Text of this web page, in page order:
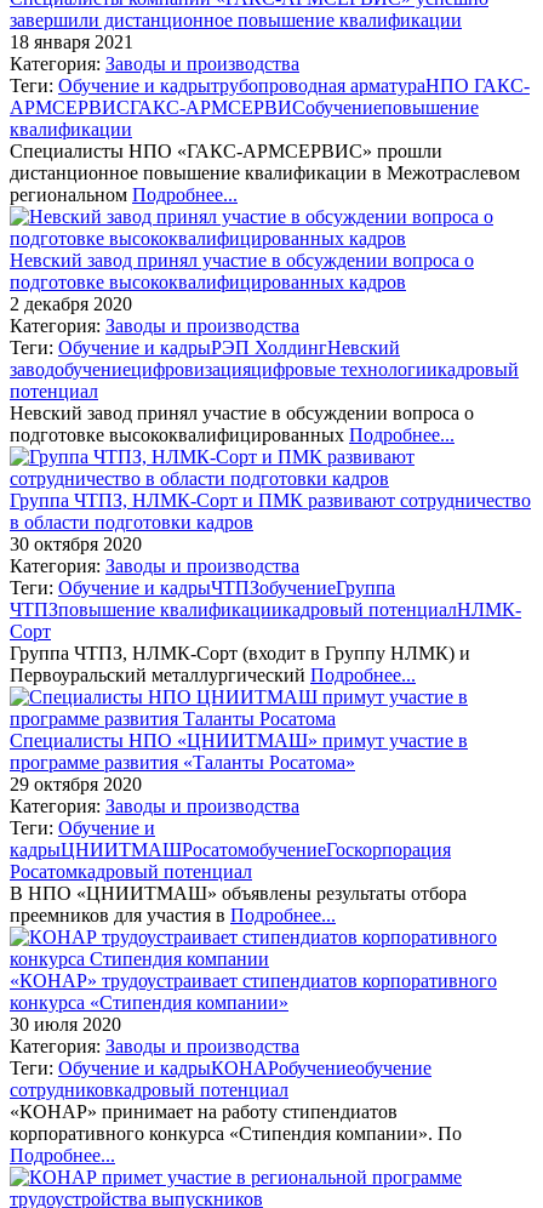
завершили дистанционное повышение квалификации
18 января 2021
Категория: Заводы и производства
Теги: Обучение и кадрытрубопроводная арматураНПО ГАКС-
АРМСЕРВИСГАКС-АРМСЕРВИСобучениеповышение
квалификации
Специалисты НПО «ГАКС-АРМСЕРВИС» прошли
дистанционное повышение квалификации в Межотраслевом
региональном Подробнее...
Невский завод принял участие в обсуждении вопроса о
подготовке высококвалифицированных кадров
2 декабря 2020
Категория: Заводы и производства
Теги: Обучение и кадрыРЭП ХолдингНевский
заводобучениецифровизацияцифровые технологиикадровый
потенциал
Невский завод принял участие в обсуждении вопроса о
подготовке высококвалифицированных Подробнее...
Группа ЧТПЗ, НЛМК-Сорт и ПМК развивают сотрудничество
в области подготовки кадров
30 октября 2020
Категория: Заводы и производства
Теги: Обучение и кадрыЧТПЗобучениеГруппа
ЧТПЗповышение квалификациикадровый потенциалНЛМК-
Сорт
Группа ЧТПЗ, НЛМК-Сорт (входит в Группу НЛМК) и
Первоуральский металлургический Подробнее...
Специалисты НПО «ЦНИИТМАШ» примут участие в
программе развития «Таланты Росатома»
29 октября 2020
Категория: Заводы и производства
Теги: Обучение и
кадрыЦНИИТМАШРосатомобучениеГоскорпорация
Росатомкадровый потенциал
В НПО «ЦНИИТМАШ» объявлены результаты отбора
преемников для участия в Подробнее...
«КОНАР» трудоустраивает стипендиатов корпоративного
конкурса «Стипендия компании»
30 июля 2020
Категория: Заводы и производства
Теги: Обучение и кадрыКОНАРобучениеобучение
сотрудниковкадровый потенциал
«КОНАР» принимает на работу стипендиатов
корпоративного конкурса «Стипендия компании». По
Подробнее...